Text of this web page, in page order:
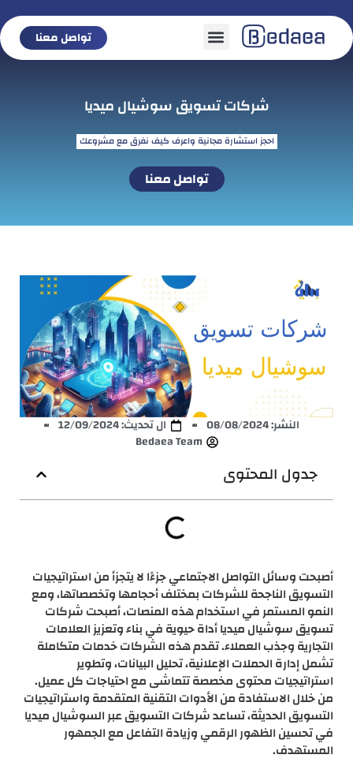
تواصل معنا
شركات تسويق سوشيال ميديا
احجز استشارة مجانية واعرف كيف نفرق مع مشروعك
تواصل معنا
النشر:08/08/2024
ال تحديث: 12/09/2024
Bedaea Team
جدول المحتوى
أصبحت وسائل التواصل الاجتماعي جزءًا لا يتجزأ من استراتيجيات
التسويق الناجحة للشركات بمختلف أحجامها وتخصصاتها، ومع
النمو المستمر في استخدام هذه المنصات، أصبحت شركات
تسويق سوشيال ميديا أداة حيوية في بناء وتعزيز العلامات
التجارية وجذب العملاء. تقدم هذه الشركات خدمات متكاملة
تشمل إدارة الحملات الإعلانية، تحليل البيانات، وتطوير
استراتيجيات محتوى مخصصة تتماشى مع احتياجات كل عميل.
من خلال الاستفادة من الأدوات التقنية المتقدمة واستراتيجيات
التسويق الحديثة، تساعد شركات التسويق عبر السوشيال ميديا
في تحسين الظهور الرقمي وزيادة التفاعل مع الجمهور
المستهدف.